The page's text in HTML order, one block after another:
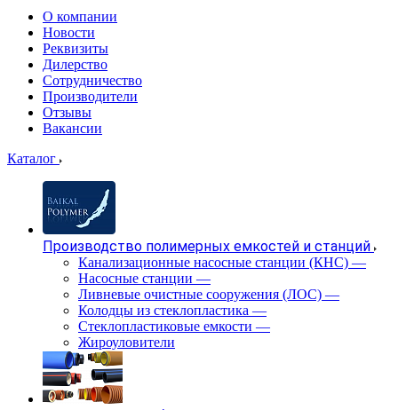
О компании
Новости
Реквизиты
Дилерство
Сотрудничество
Производители
Отзывы
Вакансии
Каталог
Производство полимерных емкостей и станций
Канализационные насосные станции (КНС) —
Насосные станции —
Ливневые очистные сооружения (ЛОС) —
Колодцы из стеклопластика —
Стеклопластиковые емкости —
Жироуловители